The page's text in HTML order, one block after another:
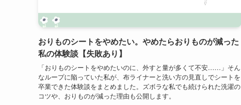
おりものシートをやめたい。やめたらおりものが減った
私の体験談【失敗あり】
「おりものシートをやめたいのに、外すと量が多くて不安……」そん
なループに陥っていた私が、布ライナーと洗い方の見直しでシートを
卒業できた体験談をまとめました。ズボラな私でも続けられた洗濯の
コツや、おりものが減った理由も公開します。